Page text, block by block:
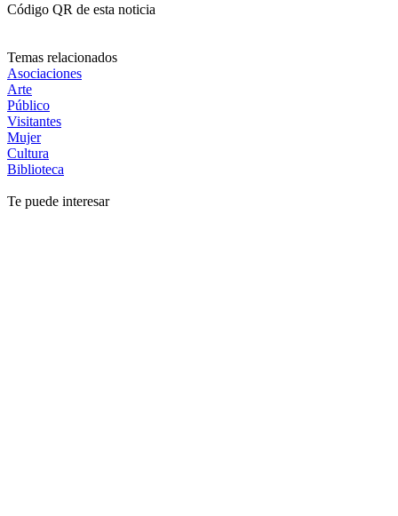
Código QR de esta noticia
Temas relacionados
Asociaciones
Arte
Público
Visitantes
Mujer
Cultura
Biblioteca
Te puede interesar